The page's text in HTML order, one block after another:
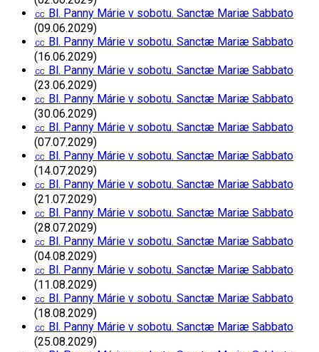
㏄ Bl. Panny Márie v sobotu. Sanctæ Mariæ Sabbato
(09.06.2029)
㏄ Bl. Panny Márie v sobotu. Sanctæ Mariæ Sabbato
(16.06.2029)
㏄ Bl. Panny Márie v sobotu. Sanctæ Mariæ Sabbato
(23.06.2029)
㏄ Bl. Panny Márie v sobotu. Sanctæ Mariæ Sabbato
(30.06.2029)
㏄ Bl. Panny Márie v sobotu. Sanctæ Mariæ Sabbato
(07.07.2029)
㏄ Bl. Panny Márie v sobotu. Sanctæ Mariæ Sabbato
(14.07.2029)
㏄ Bl. Panny Márie v sobotu. Sanctæ Mariæ Sabbato
(21.07.2029)
㏄ Bl. Panny Márie v sobotu. Sanctæ Mariæ Sabbato
(28.07.2029)
㏄ Bl. Panny Márie v sobotu. Sanctæ Mariæ Sabbato
(04.08.2029)
㏄ Bl. Panny Márie v sobotu. Sanctæ Mariæ Sabbato
(11.08.2029)
㏄ Bl. Panny Márie v sobotu. Sanctæ Mariæ Sabbato
(18.08.2029)
㏄ Bl. Panny Márie v sobotu. Sanctæ Mariæ Sabbato
(25.08.2029)